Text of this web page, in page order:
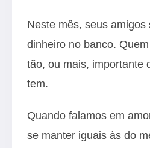
Neste mês, seus amigos
dinheiro no banco.
tão, ou mais, importante
tem.
Quando falamos em
se manter iguais às do